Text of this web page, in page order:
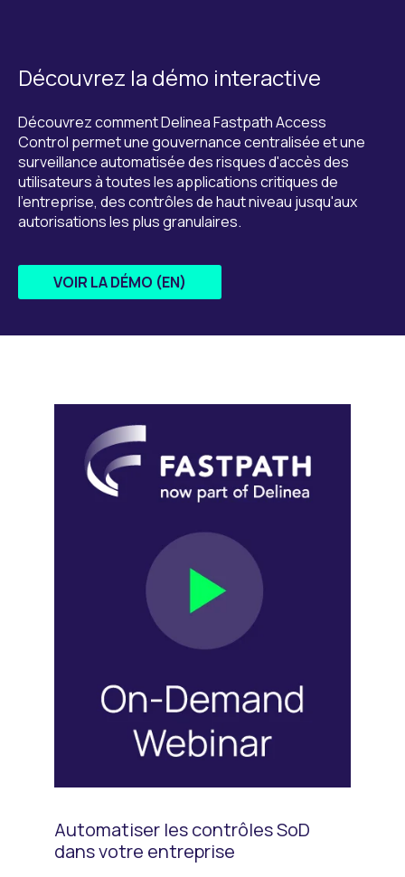
Découvrez la démo interactive
Découvrez comment Delinea Fastpath Access
Control permet une gouvernance centralisée et une
surveillance automatisée des risques d'accès des
utilisateurs à toutes les applications critiques de
l'entreprise, des contrôles de haut niveau jusqu'aux
autorisations les plus granulaires.
VOIR LA DÉMO (EN)
Automatiser les contrôles SoD
dans votre entreprise